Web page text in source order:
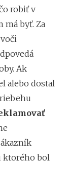
robiť v
má byť. Za
Ak
alebo dostal
ktorého bol